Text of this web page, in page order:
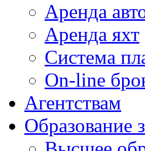
Аренда
Аренда яхт
Система
On-line
Агентствам
Образование